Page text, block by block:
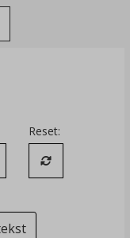
między literami
interlinię i margines
Reset:
Przywróć